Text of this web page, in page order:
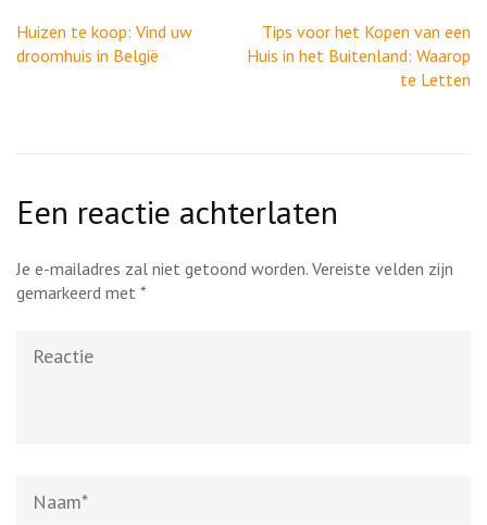
Berichtnavigatie
Huizen te koop: Vind uw
droomhuis in België
Tips voor het Kopen van een
Huis in het Buitenland: Waarop
te Letten
Een reactie achterlaten
Je e-mailadres zal niet getoond worden. Vereiste velden zijn
gemarkeerd met *